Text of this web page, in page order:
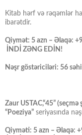
Kitab hərf və rəqəmlər
ibarətdir.
Qiymət: 5 azn – Əlaqə:
İNDİ ZƏNG EDİN!
Nəşr göstəriciləri: 56
Zaur USTAC,“45” (seçmə
“Poeziya” seriyasında
Qiyməti: 5 azn – Əlaqə: